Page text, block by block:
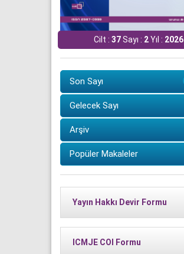
Cilt : 37Sayı : 2Yıl : 2026
Son Sayı
Gelecek Sayı
Arşiv
Popüler Makaleler
Yayın Hakkı Devir Formu
ICMJE COI Formu